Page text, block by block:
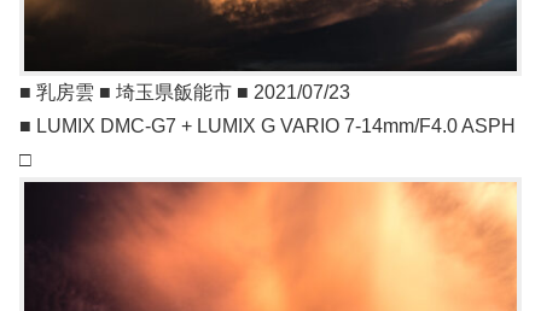
■ 乳房雲 ■ 埼玉県飯能市 ■ 2021/07/23
■ LUMIX DMC-G7 + LUMIX G VARIO 7-14mm/F4.0 ASPH
□